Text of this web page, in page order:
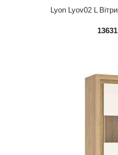
Lyon Lyov02 L
13631